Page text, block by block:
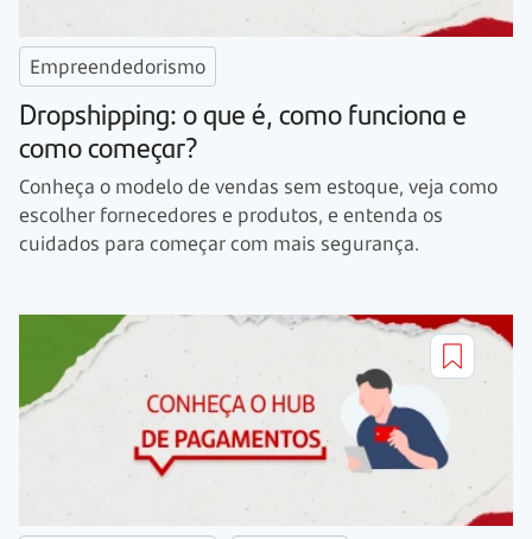
Empreendedorismo
Dropshipping: o que é, como funciona e
como começar?
Conheça o modelo de vendas sem estoque, veja como
escolher fornecedores e produtos, e entenda os
cuidados para começar com mais segurança.